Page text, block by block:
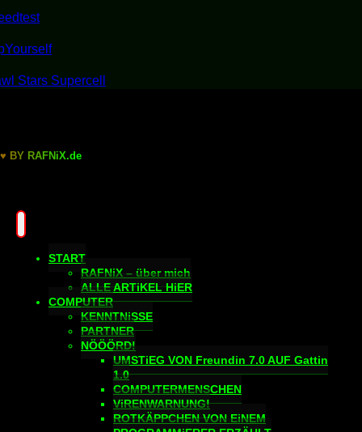
♥ BY RAFN iX.de
START
RAFNiX – über mich
ALLE ARTiKEL HiER
COMPUTER
KENNTNiSSE
PARTNER
NÖÖÖRD!
UMSTiEG VON Freundin 7.0 AUF Gattin
1.0
COMPUTERMENSCHEN
ViRENWARNUNG!
ROTKÄPPCHEN VON EiNEM